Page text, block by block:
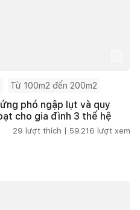
Từ 100m2 đến 200m2
phó ngập lụt và quy
cho gia đình 3 thế hệ
29 lượt thích | 59.216 lượt xem